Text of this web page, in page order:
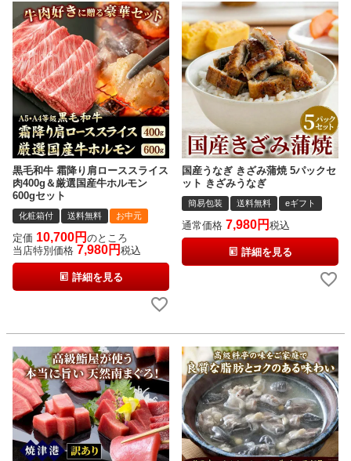
黒毛和牛 霜降り肩ローススライス
肉400g＆厳選国産牛ホルモン
600gセット
化粧箱付 送料無料 お中元
定価 10,700
のところ
当店特別価格 7,980 税込
詳細を見る
国産うなぎ きざみ蒲焼 5パックセ
ット きざみうなぎ
簡易包装 送料無料 eギフト
通常価格 7,980 税込
詳細を見る